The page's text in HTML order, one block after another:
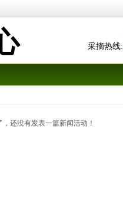
采摘热线:
，还没有发表一篇新闻活动！